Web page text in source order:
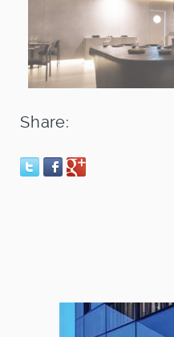
Share: